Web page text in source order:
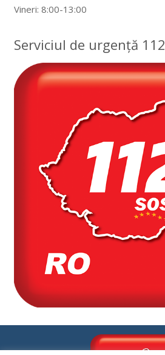
Vineri: 8:00-13:00
Serviciul de urgență 112